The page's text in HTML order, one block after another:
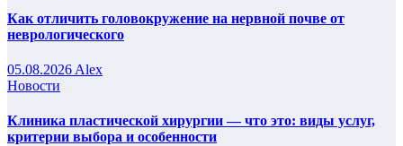
Как отличить головокружение на нервной почве от
неврологического
05.08.2026 Alex
Новости
Клиника пластической хирургии — что это: виды услуг,
критерии выбора и особенности